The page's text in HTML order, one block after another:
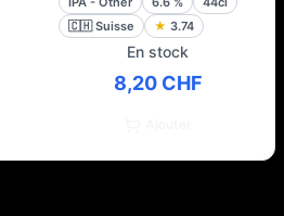
🇨🇭 Suisse ★ 3.74
En stock
8,20 CHF